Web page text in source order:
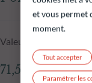
Valeur liquidative au
71,53 €
et vous permet
moment.
Tout accepter
Paramétrer les